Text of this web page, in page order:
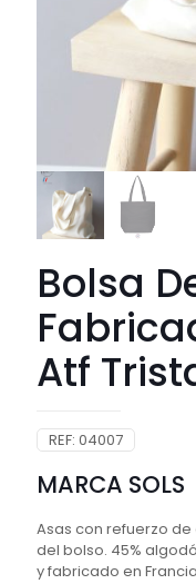
Bolsa
Atf
REF: 04007
MARCA SOLS
Asas con refuerzo
del bolso. 45%
y fabricado en Francia